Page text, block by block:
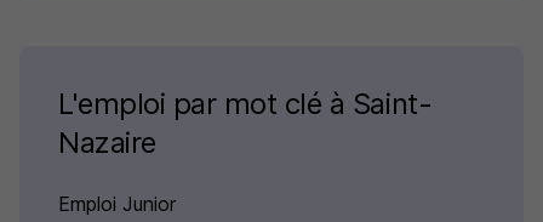
L'emploi par mot clé à Saint-
Nazaire
Emploi Junior